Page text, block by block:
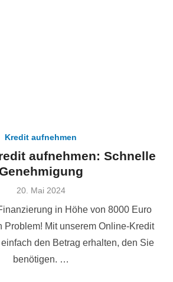
Kredit aufnehmen
aufnehmen: Schnelle
Veröffentlicht
20. Mai 2024
in Höhe von 8000 Euro
Problem! Mit unserem Online-Kredit
den Betrag erhalten, den Sie
benötigen. …